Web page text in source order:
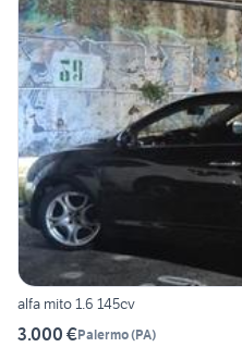
alfa mito 1.6 145cv
3.000 €Palermo(PA)